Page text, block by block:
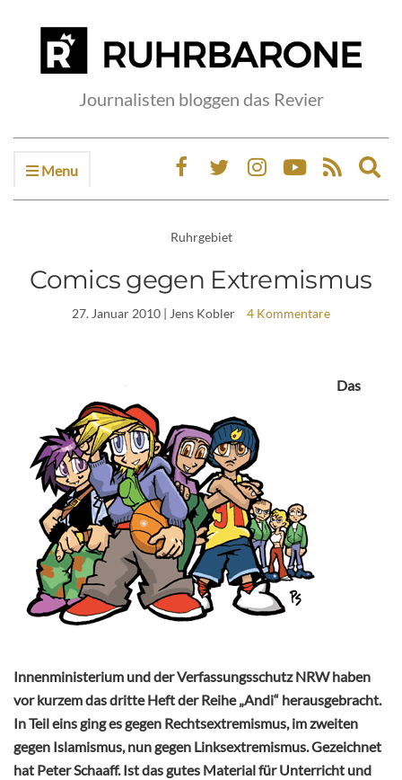
Journalisten bloggen das Revier
Menu
Ruhrgebiet
Comics gegen Extremismus
27. Januar 2010 | Jens Kobler 4 Kommentare
Das
Innenministerium und der Verfassungsschutz NRW haben
vor kurzem das dritte Heft der Reihe „Andi“ herausgebracht.
In Teil eins ging es gegen Rechtsextremismus, im zweiten
gegen Islamismus, nun gegen Linksextremismus. Gezeichnet
hat Peter Schaaff. Ist das gutes Material für Unterricht und